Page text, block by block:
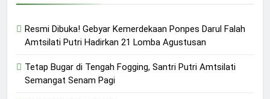
Resmi Dibuka! Gebyar Kemerdekaan Ponpes Darul Falah
Amtsilati Putri Hadirkan 21 Lomba Agustusan
Tetap Bugar di Tengah Fogging, Santri Putri Amtsilati
Semangat Senam Pagi